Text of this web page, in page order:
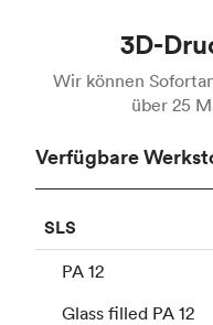
3D-
Wir können
über 25
Verfügbare
SLS
PA 12
Glass filled PA 12